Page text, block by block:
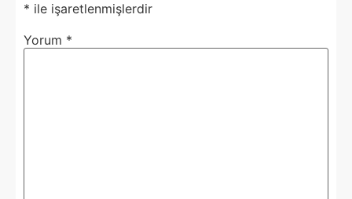
* ile işaretlenmişlerdir
Yorum *